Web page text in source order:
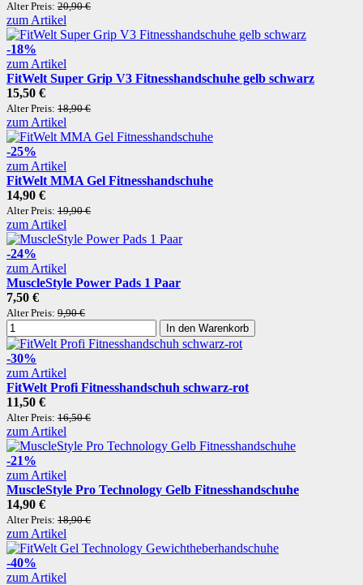
Alter Preis: 20,90 €
zum Artikel
-18%
zum Artikel
FitWelt Super Grip V3 Fitnesshandschuhe gelb schwarz
15,50 €
Alter Preis: 18,90 €
zum Artikel
-25%
zum Artikel
FitWelt MMA Gel Fitnesshandschuhe
14,90 €
Alter Preis: 19,90 €
zum Artikel
-24%
zum Artikel
MuscleStyle Power Pads 1 Paar
7,50 €
Alter Preis: 9,90 €
In den Warenkorb
-30%
zum Artikel
FitWelt Profi Fitnesshandschuh schwarz-rot
11,50 €
Alter Preis: 16,50 €
zum Artikel
-21%
zum Artikel
MuscleStyle Pro Technology Gelb Fitnesshandschuhe
14,90 €
Alter Preis: 18,90 €
zum Artikel
-40%
zum Artikel